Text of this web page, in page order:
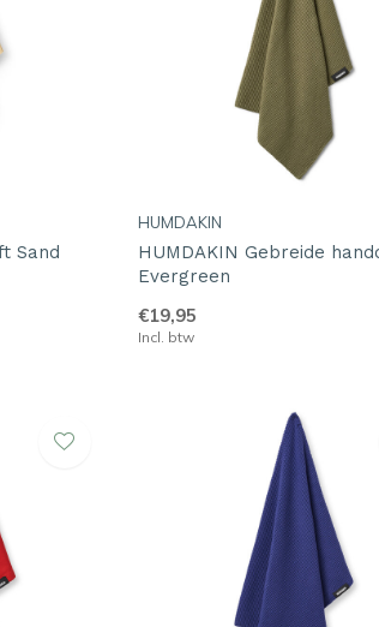
Sand
HUMDAKIN
HUMDAKIN Gebreide
Evergreen
€19,95
Incl. btw